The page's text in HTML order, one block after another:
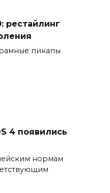
рестайлинг
пикапы
4 появились
нормам